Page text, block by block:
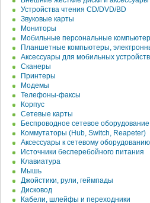
Устройства чтения CD/DVD/BD
Звуковые карты
Мониторы
Мобильные персональные
Планшетные компьютеры,
Аксессуары для мобильных устройств
Сканеры
Принтеры
Модемы
Телефоны-факсы
Корпус
Сетевые карты
Беспроводное сетевое оборудование
Коммутаторы (Hub, Switch, Reapeter)
Аксессуары к сетевому оборудованию
Источники бесперебойного питания
Клавиатура
Мышь
Джойстики, рули, геймпады
Дисковод
Кабели, шлейфы и переходники